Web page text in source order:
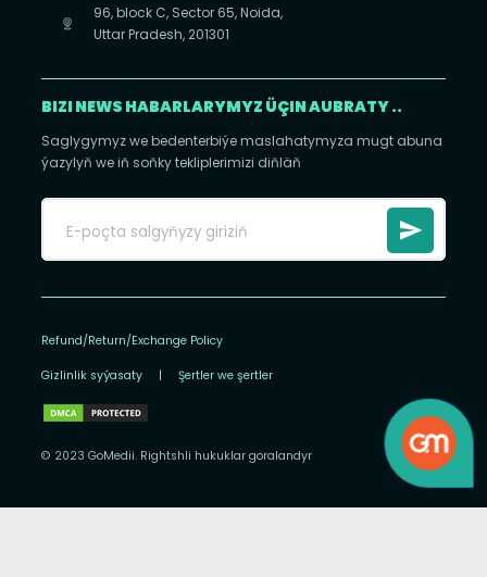
96, block C, Sector 65, Noida,
Uttar Pradesh, 201301
BIZI NEWS HABARLARYMYZ ÜÇIN AUBRATY ..
Saglygymyz we bedenterbiýe maslahatymyza mugt abuna
ýazylyň we iň soňky tekliplerimizi diňläň
Refund/Return/Exchange Policy
Gizlinlik syýasaty | Şertler we şertler
© 2023 GoMedii. Rightshli hukuklar goralandyr